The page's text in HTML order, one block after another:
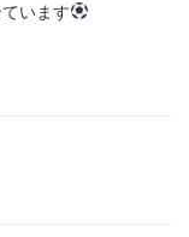
います